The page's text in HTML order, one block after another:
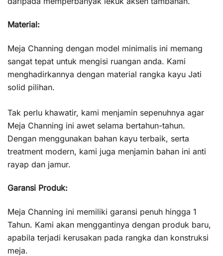
Material:
Meja Channing dengan model minimalis ini memang
sangat tepat untuk mengisi ruangan anda. Kami
menghadirkannya dengan material rangka kayu Jati
solid pilihan.
Tak perlu khawatir, kami menjamin sepenuhnya agar
Meja Channing ini awet selama bertahun-tahun.
Dengan menggunakan bahan kayu terbaik, serta
treatment modern, kami juga menjamin bahan ini anti
rayap dan jamur.
Garansi Produk:
Meja Channing ini memiliki garansi penuh hingga 1
Tahun. Kami akan menggantinya dengan produk baru,
apabila terjadi kerusakan pada rangka dan konstruksi
meja.